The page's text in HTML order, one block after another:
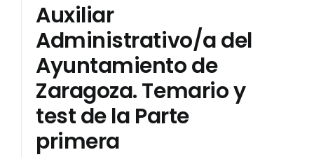
EDITORIALES
CATÁLOGOS
NOSOTROS
Auxiliar
Administrativo/a del
Ayuntamiento de
Zaragoza. Temario y
test de la Parte
primera